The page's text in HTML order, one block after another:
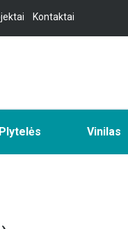
Kontaktai
Plytelės Vinilas